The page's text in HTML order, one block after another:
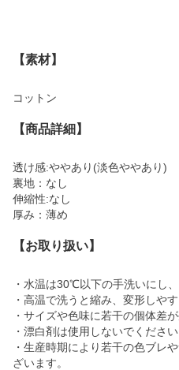
【素材】
コットン
【商品詳細】
透け感:ややあり(淡色ややあり)
裏地：なし
伸縮性:なし
厚み：薄め
【お取り扱い】
・水温は30℃以下の手洗いにし
・高温で洗うと縮み、変形しやす
・サイズや色味に若干の個体差
・漂白剤は使用しないでください
・生産時期により若干の色ブレ
ざいます。